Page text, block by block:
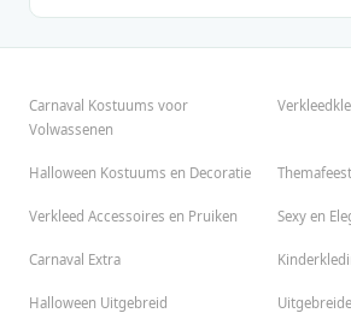
Carnaval Kostuums voor
Volwassenen
Halloween Kostuums en Decoratie
Verkleed Accessoires en Pruiken Sexy en
Carnaval Extra
Halloween Uitgebreid